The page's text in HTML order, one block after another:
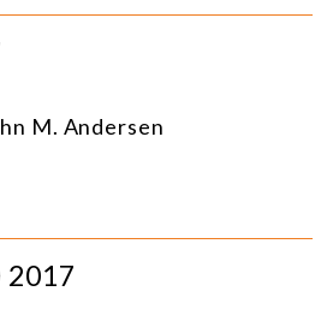
M. Andersen
2017